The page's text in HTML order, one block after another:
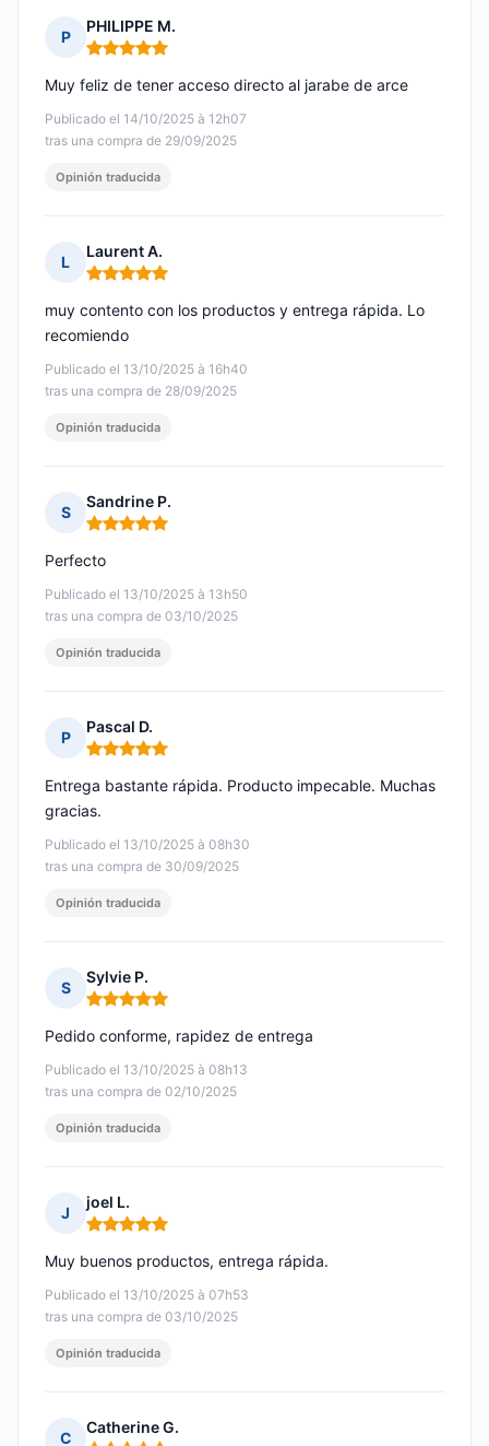
P
PHILIPPE M.
Nota: 5 de 5
Publicado el 14/10/2025 à 12h07
tras una compra de 29/09/2025
Muy feliz de tener acceso directo al jarabe de arce
Opinión traducida
L
Laurent A.
Nota: 5 de 5
Publicado el 13/10/2025 à 16h40
tras una compra de 28/09/2025
muy contento con los productos y entrega rápida. Lo
recomiendo
Opinión traducida
S
Sandrine P.
Nota: 5 de 5
Publicado el 13/10/2025 à 13h50
tras una compra de 03/10/2025
Perfecto
Opinión traducida
P
Pascal D.
Nota: 5 de 5
Publicado el 13/10/2025 à 08h30
tras una compra de 30/09/2025
Entrega bastante rápida. Producto impecable. Muchas
gracias.
Opinión traducida
S
Sylvie P.
Nota: 5 de 5
Publicado el 13/10/2025 à 08h13
tras una compra de 02/10/2025
Pedido conforme, rapidez de entrega
Opinión traducida
J
joel L.
Nota: 5 de 5
Publicado el 13/10/2025 à 07h53
tras una compra de 03/10/2025
Muy buenos productos, entrega rápida.
Opinión traducida
C
Catherine G.